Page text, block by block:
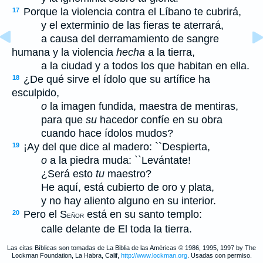
17
Porque la violencia contra el Líbano te cubrirá,
y el exterminio de las fieras te aterrará,
a causa del derramamiento de sangre
humana y la violencia hecha a la tierra,
a la ciudad y a todos los que habitan en ella.
18
¿De qué sirve el ídolo que su artífice ha
esculpido,
o la imagen fundida, maestra de mentiras,
para que su hacedor confíe en su obra
cuando hace ídolos mudos?
19
¡Ay del que dice al madero: ``Despierta,
o a la piedra muda: ``Levántate!
¿Será esto tu maestro?
He aquí, está cubierto de oro y plata,
y no hay aliento alguno en su interior.
20 Pero el SEÑOR está en su santo templo:
calle delante de El toda la tierra.
Las citas Bíblicas son tomadas de La Biblia de las Américas © 1986, 1995, 1997 by The
Lockman Foundation, La Habra, Calif, http://www.lockman.org. Usadas con permiso.